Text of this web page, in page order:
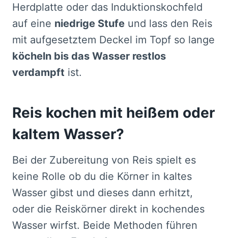
Herdplatte oder das Induktionskochfeld
auf eine niedrige Stufe und lass den Reis
mit aufgesetztem Deckel im Topf so lange
köcheln bis das Wasser restlos
verdampft ist.
Reis kochen mit heißem oder
kaltem Wasser?
Bei der Zubereitung von Reis spielt es
keine Rolle ob du die Körner in kaltes
Wasser gibst und dieses dann erhitzt,
oder die Reiskörner direkt in kochendes
Wasser wirfst. Beide Methoden führen